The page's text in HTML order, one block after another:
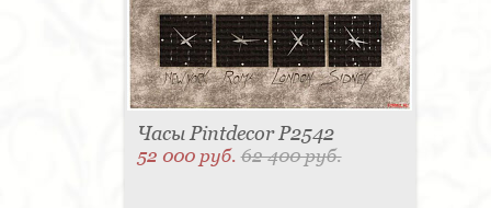
Часы Pintdecor P2542
52 000 руб.62 400 руб.